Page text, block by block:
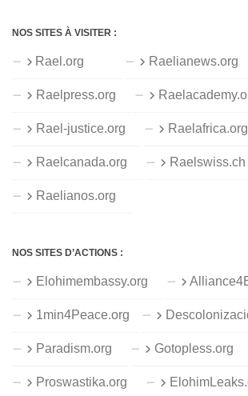
NOS SITES À VISITER :
Rael.org Raelianews.org
Raelpress.org
Rael-justice.org
Raelcanada.org
Raelianos.org
NOS SITES D’ACTIONS :
Elohimembassy.org
1min4Peace.org
Paradism.org Gotopless.org
Proswastika.org